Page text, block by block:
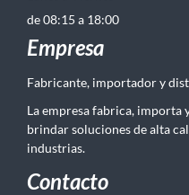
de 08:15 a 18:00
Empresa
Fabricante, importador y
La empresa fabrica,
brindar soluciones de alta
industrias.
Contacto